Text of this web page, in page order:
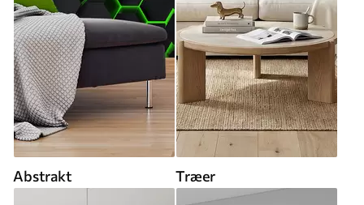
Abstrakt Træer